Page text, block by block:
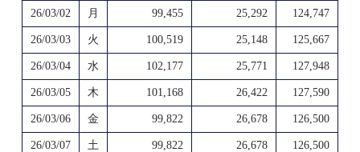
26/03/02 月 99,455 25,292 124,747
26/03/03 火 100,519 25,148 125,667
26/03/04 水 102,177 25,771 127,948
26/03/05 木 101,168 26,422 127,590
26/03/06 金 99,822 26,678 126,500
26/03/07 土 99,822 26,678 126,500